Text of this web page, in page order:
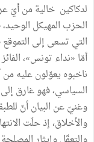
لدكاكين خالية من أيّ
الحزب المهيكل
التي تسعى إلى التموقع
أمّا «نداء تونس»،
ناخبوه يعوّلون عليه
السياسي، فهو غارق
وغنيّ عن البيان أنّ
والأخلاق، إذ حلّت